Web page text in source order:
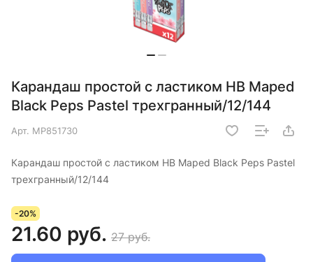
Карандаш простой с ластиком HB Maped
Black Peps Pastel трехгранный/12/144
Арт. MP851730
Карандаш простой с ластиком HB Maped Black Peps Pastel
трехгранный/12/144
-20%
21.60 руб. 27 руб.